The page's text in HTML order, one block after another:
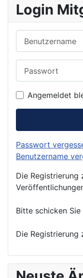
Login
Angemeldet
Passwort
Benutzername
Die
Bitte schicken
Die Registrierung